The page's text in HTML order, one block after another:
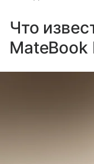
Что
MateBook